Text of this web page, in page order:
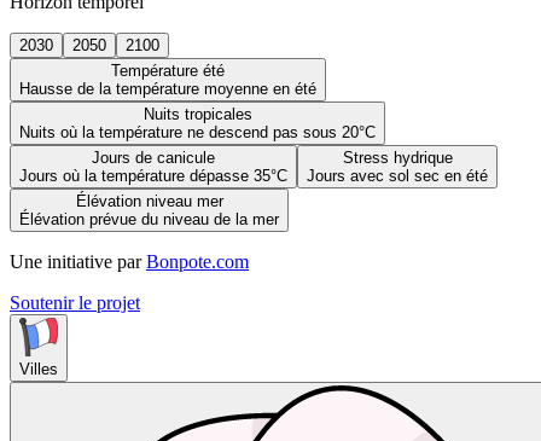
2030 2050
2100
Température été
Hausse de la température moyenne en été
Nuits tropicales
Nuits où la température ne descend pas sous 20°C
Jours de canicule
Jours où la température dépasse 35°C
Stress hydrique
Jours avec sol sec en été
Élévation niveau mer
Élévation prévue du niveau de la mer
Une initiative par Bonpote.com
Soutenir le projet
Villes